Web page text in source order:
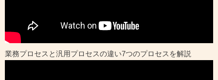
業務プロセスと汎用プロセスの違い7つのプロセスを解説